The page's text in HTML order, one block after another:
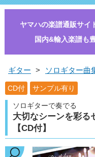
ヤマハの楽譜通販サイ
国内&輸入楽譜も
ギター > ソロギター曲
CD付 サンプル有り
ソロギターで奏でる
大切なシーンを彩る
【CD付】